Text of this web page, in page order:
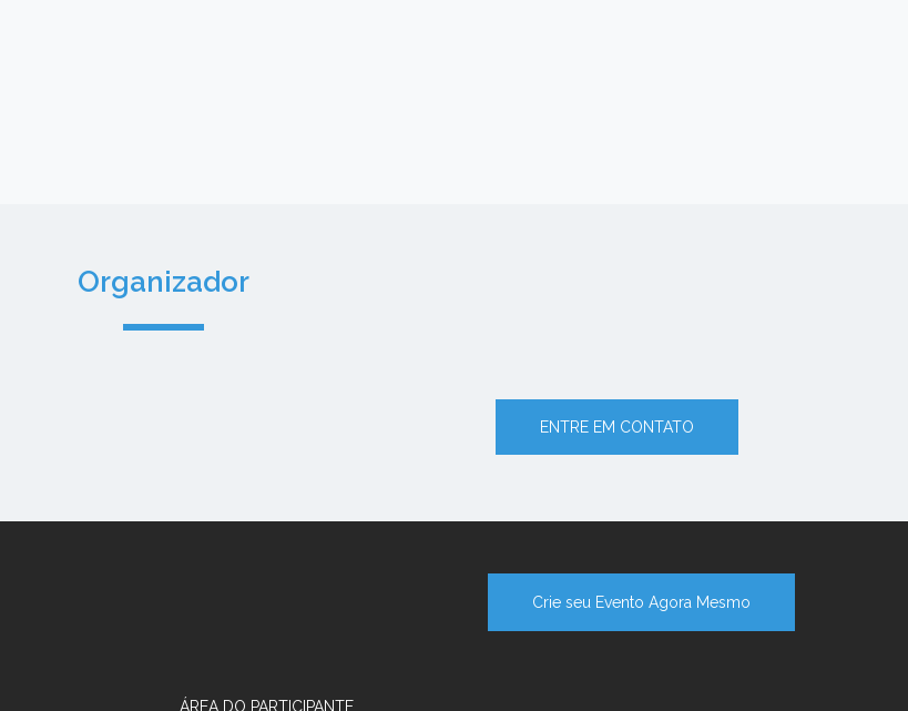
Organizador
ENTRE EM CONTATO
Crie seu Evento Agora Mesmo
ÁREA DO PARTICIPANTE